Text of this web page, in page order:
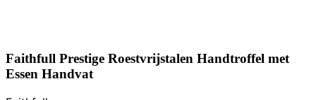
Faithfull Prestige Roestvrijstalen Handtroffel met
Essen Handvat